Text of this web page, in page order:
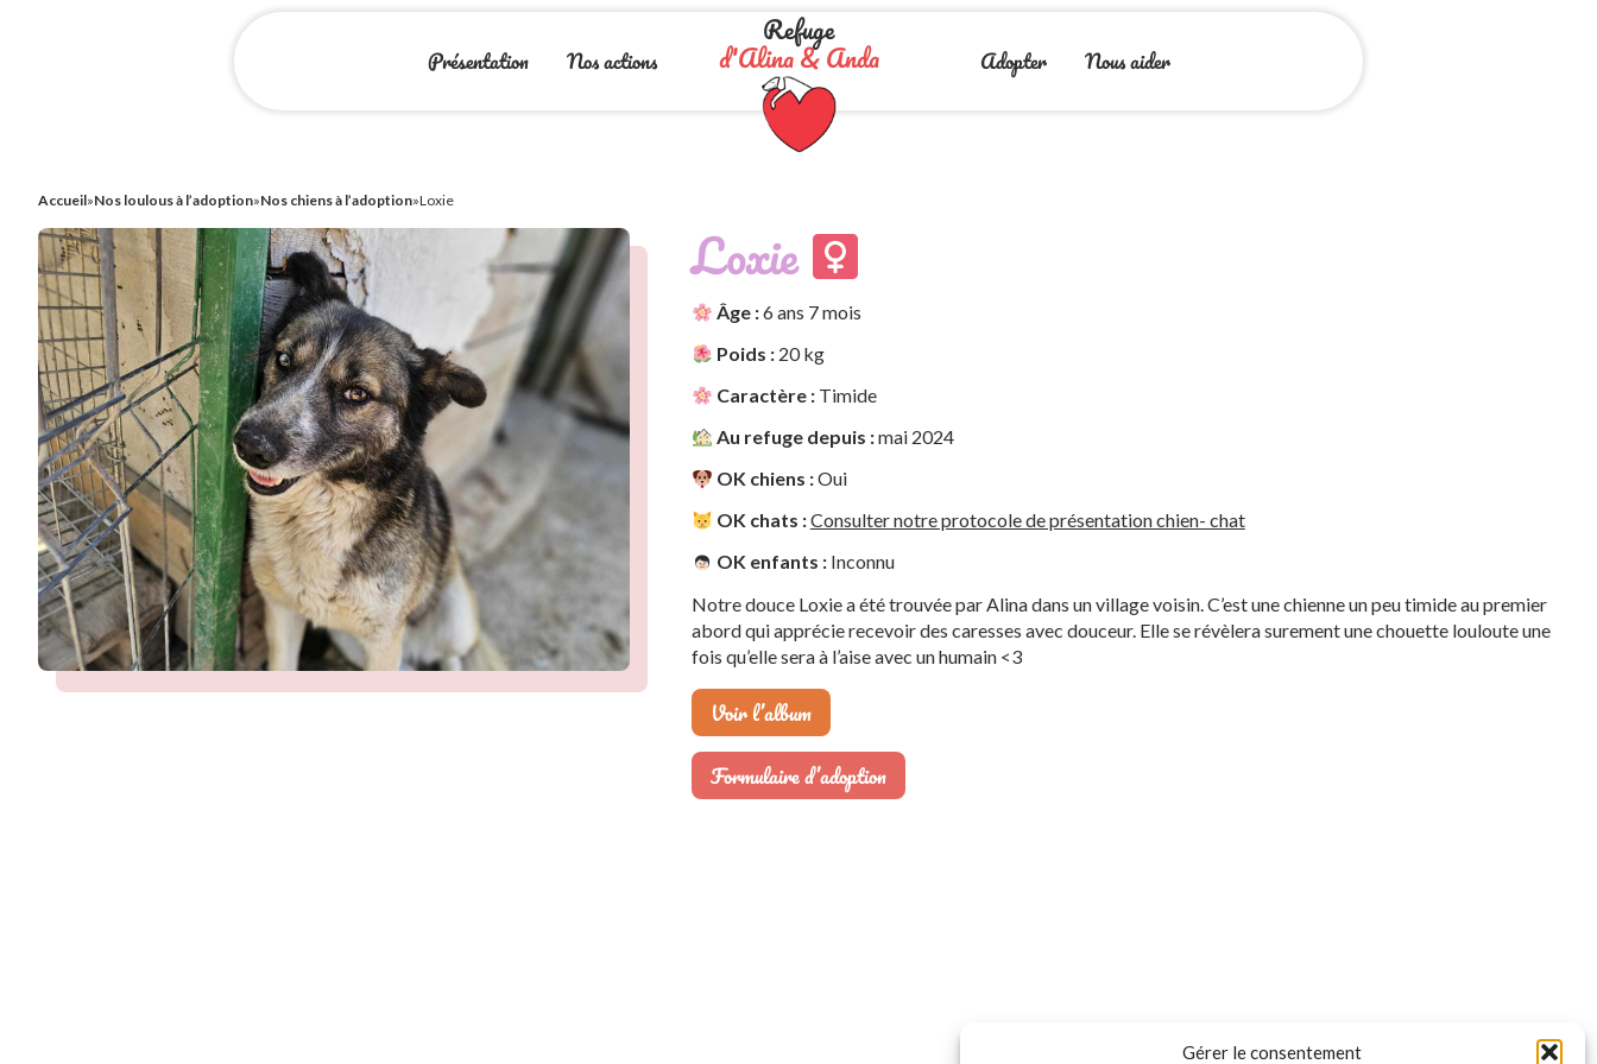
Gérer le consentement
Refuge
d'Alina & Anda
Présentation Nos actions Adopter Nous aider
Accueil»Nos loulous à l’adoption»Nos chiens à l’adoption»Loxie
Loxie
Âge :6 ans 7 mois
Poids :20 kg
Caractère :Timide
Au refuge depuis :mai 2024
OK chiens :Oui
OK chats :Consulter notre protocole de présentation chien- chat
OK enfants :Inconnu
Notre douce Loxie a été trouvée par Alina dans un village voisin. C’est une chienne un peu timide au premier
abord qui apprécie recevoir des caresses avec douceur. Elle se révèlera surement une chouette louloute une
fois qu’elle sera à l’aise avec un humain <3
Voir l’album
Formulaire d’adoption